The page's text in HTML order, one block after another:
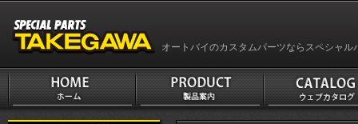
オートバイのカスタムパーツならスペシャル